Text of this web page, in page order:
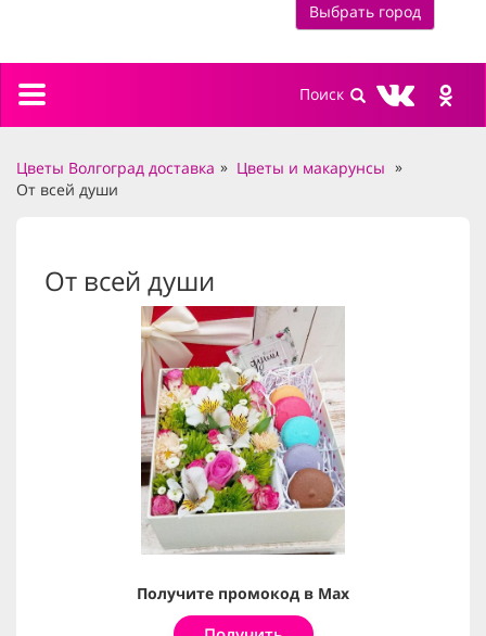
Выбрать город
Toggle
Цветы Волгоград доставка
Цветы и макарунсы
От всей души
От всей души
Получите промокод в Max